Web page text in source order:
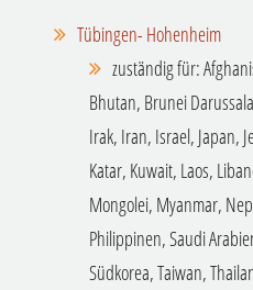
Tübingen- Hohenheim
zuständig für:
Bhutan, Brunei
Irak, Iran, Israel, Japan,
Katar, Kuwait, Laos,
Mongolei, Myanmar,
Philippinen, Saudi
Südkorea, Taiwan,